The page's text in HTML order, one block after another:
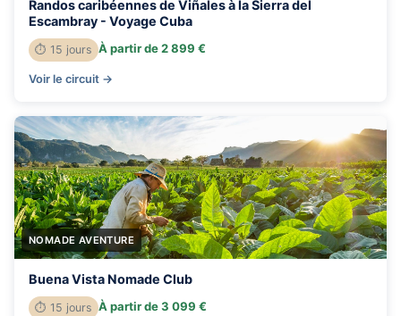
Randos caribéennes de Viñales à la Sierra del
Escambray - Voyage Cuba
⏱ 15 jours À partir de 2 899 €
Voir le circuit →
NOMADE AVENTURE
Buena Vista Nomade Club
⏱ 15 jours À partir de 3 099 €